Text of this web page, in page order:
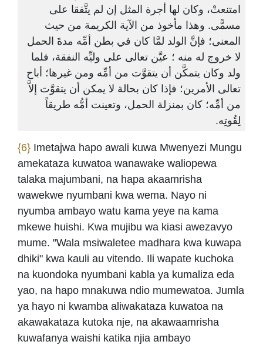
امتنعتْ، وكان لها أجرة المثل إن لم يتَّفقا على
مسمًّى. وهذا مأخوذ من الآية الكريمة من حيث
المعنى؛ فإنَّ الولد لمَّا كان في بطن أمِّه مدةَ الحمل
لا خروج له منه ؛ عيَّن تعالى على وليِّه النفقة، فلما
ولد وكان يتمكَّن أن يتقوَّت من أمِّه ومن غيرها؛ أباح
تعالى الأمرين؛ فإذا كان بحالة لا يمكن أن يتقوَّت إلاَّ
من أمِّه؛ كان بمنزلة الحمل، وتعينت أمُّه طريقاً
لِقُوتِه.
{6} Imetajwa hapo awali kuwa Mwenyezi Mungu
amekataza kuwatoa wanawake waliopewa
talaka majumbani, na hapa akaamrisha
wawekwe nyumbani kwa wema. Nayo ni
nyumba ambayo watu kama yeye na kama
mkewe huishi. Kwa mujibu wa kiasi awezavyo
mume. "Wala msiwaletee madhara kwa kuwapa
dhiki" kwa kauli au vitendo. Ili wapate kuchoka
na kuondoka nyumbani kabla ya kumaliza eda
yao, na hapo mnakuwa ndio mumewatoa. Jumla
ya hayo ni kwamba aliwakataza kuwatoa na
akawakataza kutoka nje, na akawaamrisha
kuwafanya waishi katika njia ambayo